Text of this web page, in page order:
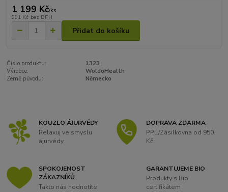
1 199 Kč/ks
991 Kč bez DPH
Přidat do košíku
Číslo produktu:
1323
Výrobce:
WoldoHealth
Země původu:
Německo
KOUZLO ÁJURVÉDY
Relaxuj ve smyslu
ájurvédy
DOPRAVA ZDARMA
PPL/Zásilkovna od 950
Kč
SPOKOJENOST
ZÁKAZNÍKŮ
Takto nás hodnotíte
GARANTUJEME BIO
Produkty s Bio
certifikátem